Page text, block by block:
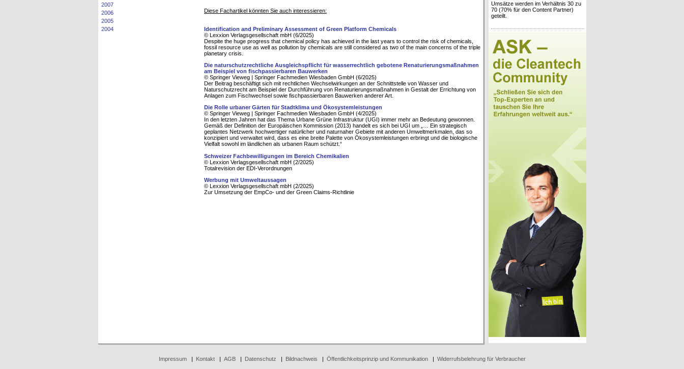
2007
2006
2005
2004
Diese Fachartikel könnten Sie auch interessieren:
Identification and Preliminary Assessment of Green Platform Chemicals
© Lexxion Verlagsgesellschaft mbH (6/2025)
Despite the huge progress that chemical policy has achieved in the last years to control the risk of chemicals,
fossil resource use as well as pollution by chemicals are still considered as two of the main concerns of the triple
planetary crisis.
Die naturschutzrechtliche Ausgleichspflicht für wasserrechtlich gebotene Renaturierungsmaßnahmen
am Beispiel von fischpassierbaren Bauwerken
© Springer Vieweg | Springer Fachmedien Wiesbaden GmbH (6/2025)
Der Beitrag beschäftigt sich mit rechtlichen Wechselwirkungen an der Schnittstelle von Wasser und
Naturschutzrecht am Beispiel der Durchführung von Renaturierungsmaßnahmen in Gestalt der Errichtung von
Anlagen zum Fischwechsel sowie fischpassierbaren Bauwerken anderer Art.
Die Rolle urbaner Gärten für Stadtklima und Ökosystemleistungen
© Springer Vieweg | Springer Fachmedien Wiesbaden GmbH (4/2025)
In den letzten Jahren hat das Thema Urbane Grüne Infrastruktur (UGI) immer mehr an Bedeutung gewonnen.
Gemäß der Definition der Europäischen Kommission (2013) handelt es sich bei UGI um „… Ein strategisch
geplantes Netzwerk hochwertiger natürlicher und naturnaher Gebiete mit anderen Umweltmerkmalen, das so
konzipiert und verwaltet wird, dass es eine breite Palette von Ökosystemleistungen erbringt und die biologische
Vielfalt sowohl im ländlichen als urbanen Raum schützt.“
Schweizer Fachbewilligungen im Bereich Chemikalien
© Lexxion Verlagsgesellschaft mbH (2/2025)
Totalrevision der EDI-Verordnungen
Werbung mit Umweltaussagen
© Lexxion Verlagsgesellschaft mbH (2/2025)
Zur Umsetzung der EmpCo- und der Green Claims-Richtlinie
Umsätze werden im Verhältnis 30 zu
70 (70% für den Content Partner)
geteilt.
Impressum| Kontakt| AGB| Datenschutz | Bildnachweis | Öffentlichkeitsprinzip und Kommunikation| Widerrufsbelehrung für Verbraucher